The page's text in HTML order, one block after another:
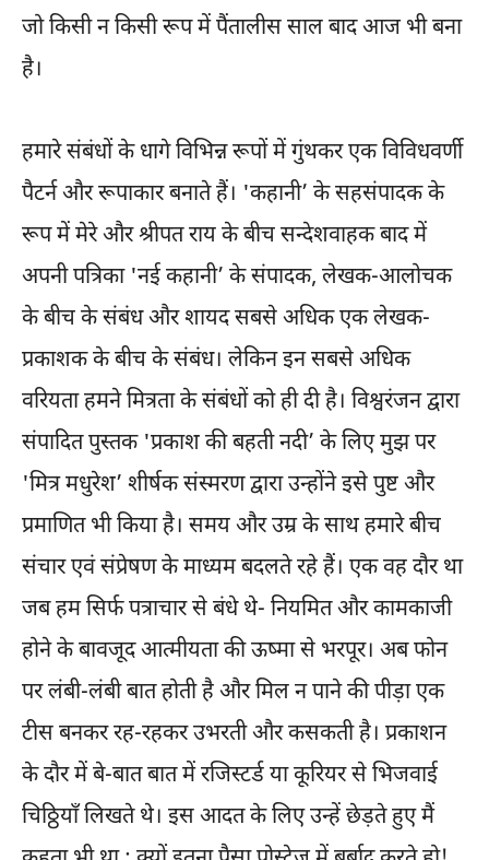
जो किसी न किसी रूप में पैंतालीस साल बाद आज भी बना
है।
हमारे संबंधों के धागे विभिन्न रूपों में गुंथकर एक विविधवर्णी
पैटर्न और रूपाकार बनाते हैं। 'कहानी’ के सहसंपादक के
रूप में मेरे और श्रीपत राय के बीच सन्देशवाहक बाद में
अपनी पत्रिका 'नई कहानी’ के संपादक, लेखक-आलोचक
के बीच के संबंध और शायद सबसे अधिक एक लेखक-
प्रकाशक के बीच के संबंध। लेकिन इन सबसे अधिक
वरियता हमने मित्रता के संबंधों को ही दी है। विश्वरंजन द्वारा
संपादित पुस्तक 'प्रकाश की बहती नदी’ के लिए मुझ पर
'मित्र मधुरेश’ शीर्षक संस्मरण द्वारा उन्होंने इसे पुष्ट और
प्रमाणित भी किया है। समय और उम्र के साथ हमारे बीच
संचार एवं संप्रेषण के माध्यम बदलते रहे हैं। एक वह दौर था
जब हम सिर्फ पत्राचार से बंधे थे- नियमित और कामकाजी
होने के बावजूद आत्मीयता की ऊष्मा से भरपूर। अब फोन
पर लंबी-लंबी बात होती है और मिल न पाने की पीड़ा एक
टीस बनकर रह-रहकर उभरती और कसकती है। प्रकाशन
के दौर में बे-बात बात में रजिस्टर्ड या कूरियर से भिजवाई
चिठ्ठियाँ लिखते थे। इस आदत के लिए उन्हें छेड़ते हुए मैं